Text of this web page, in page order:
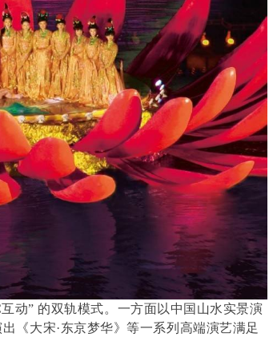
动” 的双轨模式。一方面以中国山水实景演
《大宋·东京梦华》等一系列高端演艺满足